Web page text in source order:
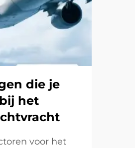
die je
het
voor het